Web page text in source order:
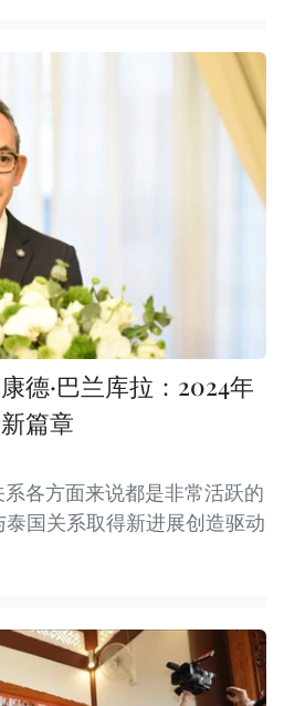
德·巴兰库拉：2024年
篇章
各方面来说都是非常活跃的
国关系取得新进展创造驱动